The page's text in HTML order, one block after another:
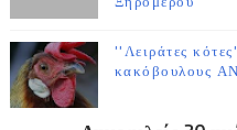
''Λειράτες
κακόβουλους